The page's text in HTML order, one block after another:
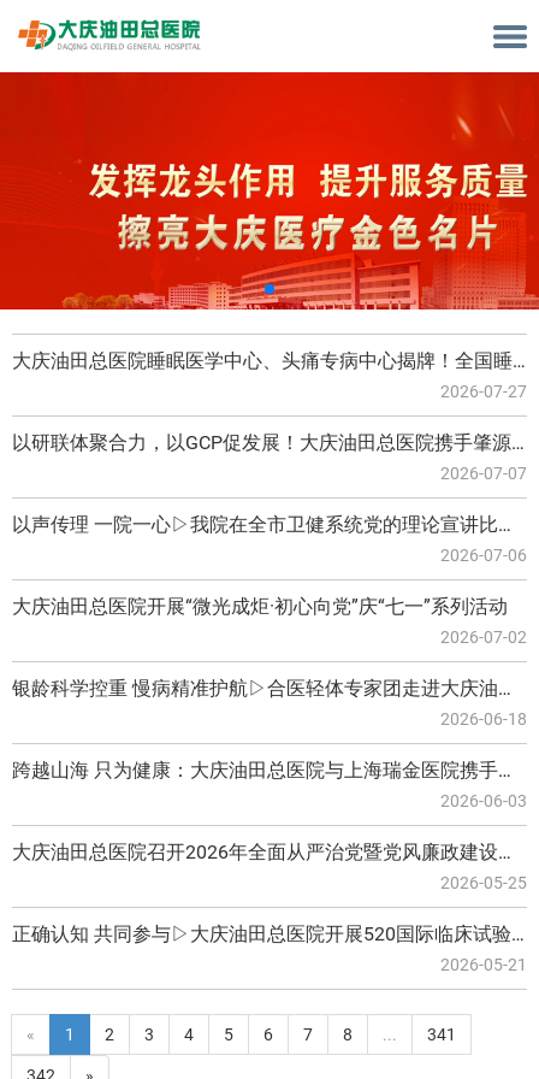
大庆油田总医院睡眠医学中心、头痛专病中心揭牌！全国睡眠名医帮扶行动（大庆站）同日举行
2026-07-27
以研联体聚合力，以GCP促发展！大庆油田总医院携手肇源县总医院共建临床试验研联体
2026-07-07
以声传理 一院一心▷我院在全市卫健系统党的理论宣讲比赛斩获佳绩
2026-07-06
大庆油田总医院开展“微光成炬·初心向党”庆“七一”系列活动
2026-07-02
银龄科学控重 慢病精准护航▷合医轻体专家团走进大庆油田总医院开展科普义诊
2026-06-18
跨越山海 只为健康：大庆油田总医院与上海瑞金医院携手共建呼吸专科医联体
2026-06-03
大庆油田总医院召开2026年全面从严治党暨党风廉政建设工作会议
2026-05-25
正确认知 共同参与▷大庆油田总医院开展520国际临床试验日系列宣传
2026-05-21
« 1 2 3 4 5 6 7 8 ... 341